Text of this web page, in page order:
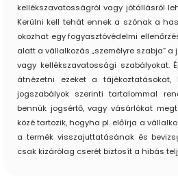
kellékszavatosságról vagy jótállásról
Kerülni kell tehát ennek a szónak a
okozhat egy fogyasztóvédelmi
alatt a vállalkozás „személyre szabja”
vagy kellékszavatossági szabályokat.
átnézetni ezeket a
jogszabályok szerinti tartalommal
bennük jogsértő, vagy vásárlókat
közé tartozik, hogyha pl. előírja a
a termék visszajuttatásának és
csak kizárólag cserét biztosít a hibás